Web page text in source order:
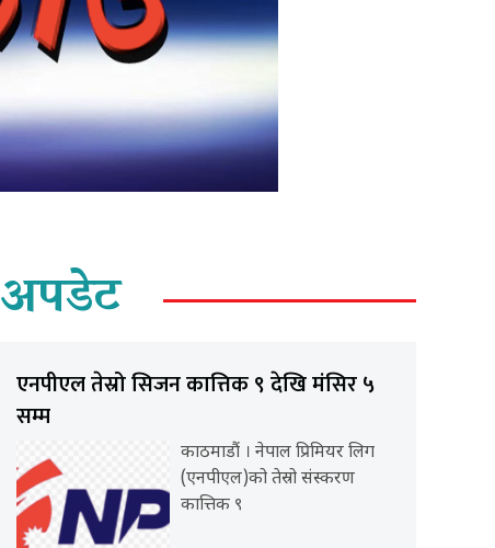
अपडेट
एनपीएल तेस्रो सिजन कात्तिक ९ देखि मंसिर ५
सम्म
काठमाडौं । नेपाल प्रिमियर लिग
(एनपीएल)को तेस्रो संस्करण
कात्तिक ९